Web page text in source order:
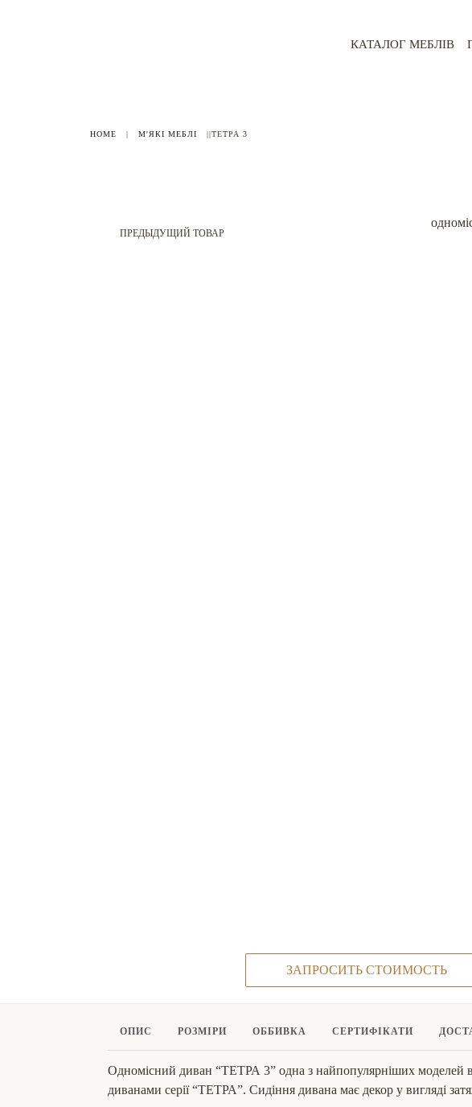
КАТАЛОГ МЕБЛІВ
HOME | М'ЯКІ МЕБЛІ ||ТЕТРА 3
ЗАПРОСИТЬ СТОИМОСТЬ
ПРЕДЫДУЩИЙ ТОВАР
ОПИС РОЗМІРИ ОББИВКА СЕРТИФІКАТИ
Одномісний диван “ТЕТРА 3” одна з найпопулярніших моделей в
диванами серії “ТЕТРА”. Сидіння дивана має декор у вигляді